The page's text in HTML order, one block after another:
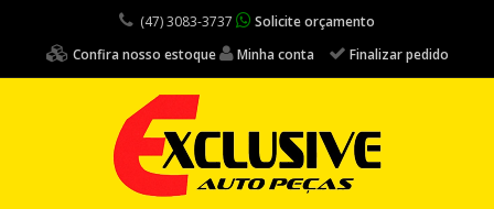
(47) 3083-3737
Solicite orçamento
Confira nosso estoque
Minha conta Finalizar pedido